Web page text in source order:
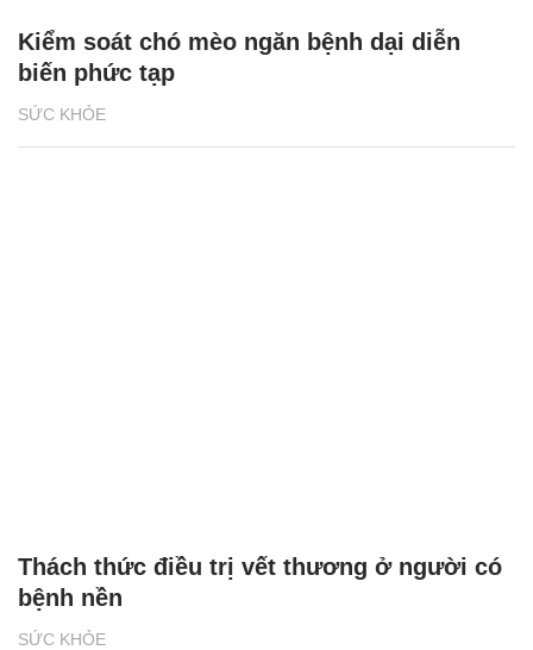
SỨC KHỎE
Kiểm soát chó mèo ngăn bệnh dại diễn
biến phức tạp
SỨC KHỎE
Thách thức điều trị vết thương ở người có
bệnh nền